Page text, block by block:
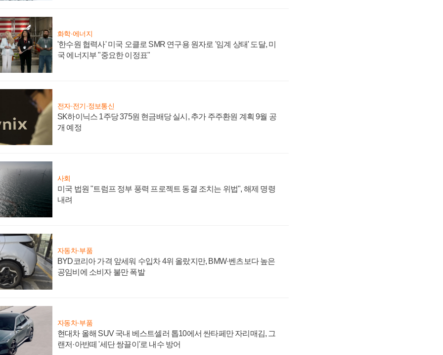
화학·에너지
'한수원 협력사' 미국 오클로 SMR 연구용 원자로 '임계 상태' 도달, 미
국 에너지부 "중요한 이정표"
전자·전기·정보통신
SK하이닉스 1주당 375원 현금배당 실시, 추가 주주환원 계획 9월 공
개 예정
사회
미국 법원 "트럼프 정부 풍력 프로젝트 동결 조치는 위법", 해제 명령
내려
자동차·부품
BYD코리아 가격 앞세워 수입차 4위 올랐지만, BMW·벤츠보다 높은
공임비에 소비자 불만 폭발
자동차·부품
현대차 올해 SUV 국내 베스트셀러 톱10에서 싼타페만 자리매김, 그
랜저·아반떼 '세단 쌍끌이'로 내수 방어